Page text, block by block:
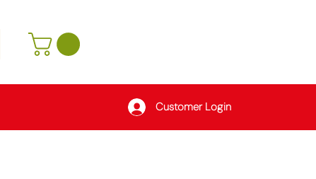
Customer Login